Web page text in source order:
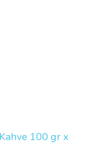
100 gr x